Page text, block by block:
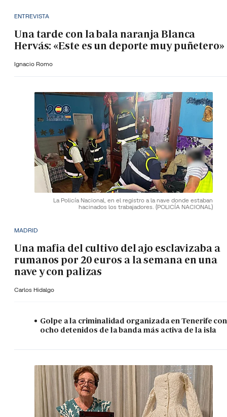
ENTREVISTA
Una tarde con la bala naranja Blanca
Hervás: «Este es un deporte muy puñetero»
Ignacio Romo
La Policía Nacional, en el registro a la nave donde estaban
hacinados los trabajadores. (POLICÍA NACIONAL)
MADRID
Una mafia del cultivo del ajo esclavizaba a
rumanos por 20 euros a la semana en una
nave y con palizas
Carlos Hidalgo
Golpe a la criminalidad organizada en Tenerife con
ocho detenidos de la banda más activa de la isla